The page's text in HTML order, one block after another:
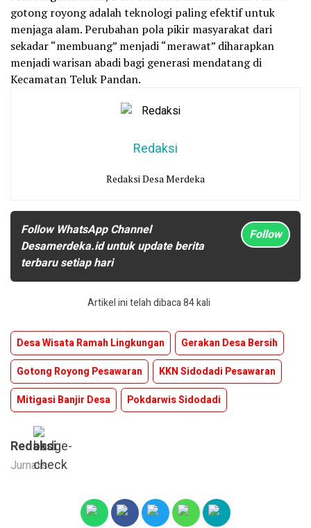
gotong royong adalah teknologi paling efektif untuk
menjaga alam. Perubahan pola pikir masyarakat dari
sekadar “membuang” menjadi “merawat” diharapkan
menjadi warisan abadi bagi generasi mendatang di
Kecamatan Teluk Pandan.
Redaksi
Redaksi Desa Merdeka
Follow WhatsApp Channel
Desamerdeka.id untuk update berita
terbaru setiap hari
Follow
Artikel ini telah dibaca 84 kali
Desa Wisata Ramah Lingkungan
Gerakan Desa Bersih
Gotong Royong Pesawaran
KKN Sidodadi Pesawaran
Mitigasi Banjir Desa
Pokdarwis Sidodadi
Redaksi
Jurnalis